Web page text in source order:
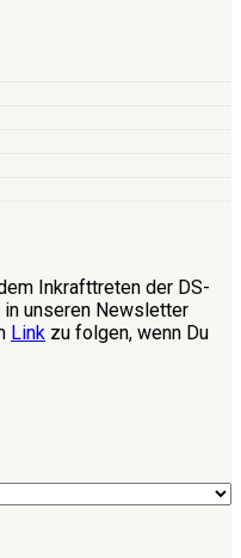
Inkrafttreten der DS-
in unseren Newsletter
Link zu folgen, wenn Du